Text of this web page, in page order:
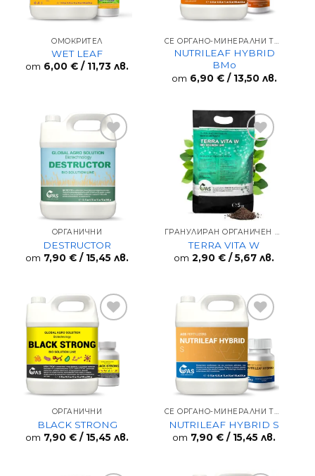
ОМОКРИТЕЛ
WET LEAF
от 6,00 € / 11,73 лв.
СЕ ОРГАНО-МИНЕРАЛНИ ТОРОВЕ
NUTRILEAF HYBRID
BMo
от 6,90 €/ 13,50 лв.
Add to
wishlist
ОРГАНИЧНИ
DESTRUCTOR
от 7,90 € / 15,45 лв.
Add to
wishlist
ГРАНУЛИРАН ОРГАНИЧЕН ТОР С МИКРООРГАНИЗМИ
TERRA VITA W
от 2,90 € / 5,67 лв.
wishlist
ОРГАНИЧНИ
BLACK STRONG
от 7,90 € / 15,45 лв.
Add to
wishlist
СЕ ОРГАНО-МИНЕРАЛНИ ТОРОВЕ
NUTRILEAF HYBRID S
от 7,90 € / 15,45 лв.